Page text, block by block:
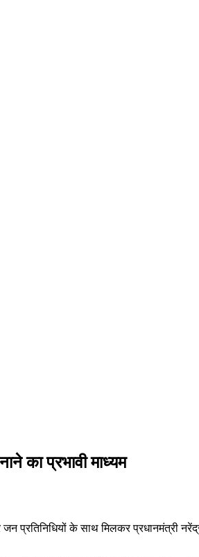
का प्रभावी माध्यम
प्रतिनिधियों के साथ मिलकर प्रधानमंत्री